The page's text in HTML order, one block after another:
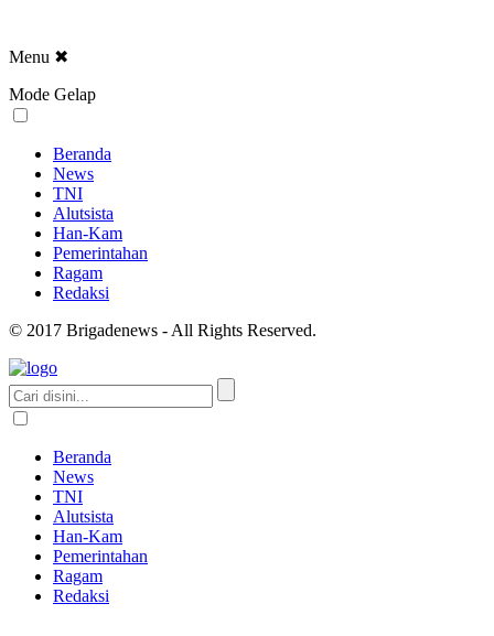
Menu ✖
Mode Gelap
Beranda
News
TNI
Alutsista
Han-Kam
Pemerintahan
Ragam
Redaksi
© 2017 Brigadenews - All Rights Reserved.
Beranda
News
TNI
Alutsista
Han-Kam
Pemerintahan
Ragam
Redaksi